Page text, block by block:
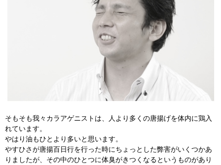
そもそも我々カラアゲニストは、人より多くの唐揚げを体内に鶏入
れています。
やはり油もひとより多いと思います。
やすひさが唐揚百日行を行った時にちょっとした弊害がいくつかあ
りましたが、その中のひとつに体臭がきつくなるというものがあり